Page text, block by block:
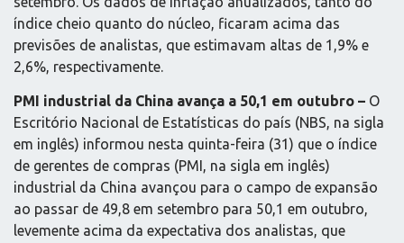
índice cheio quanto do núcleo, ficaram acima das
previsões de analistas, que estimavam altas de 1,9% e
2,6%, respectivamente.
PMI industrial da China avança a 50,1 em outubro – O
Escritório Nacional de Estatísticas do país (NBS, na sigla
em inglês) informou nesta quinta-feira (31) que o índice
de gerentes de compras (PMI, na sigla em inglês)
industrial da China avançou para o campo de expansão
ao passar de 49,8 em setembro para 50,1 em outubro,
levemente acima da expectativa dos analistas, que